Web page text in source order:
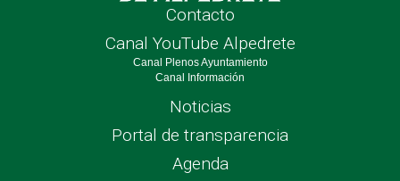
Contacto
Canal YouTube Alpedrete
Canal Plenos Ayuntamiento
Canal Información
Noticias
Portal de transparencia
Agenda